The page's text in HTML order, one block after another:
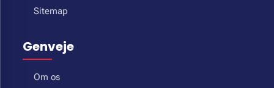
Sitemap
Genveje
Om os